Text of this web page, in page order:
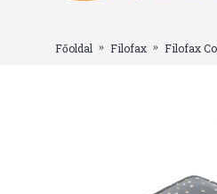
Főoldal Filofax Filofax